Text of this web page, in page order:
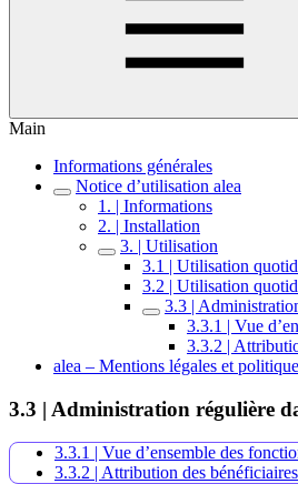
Main
Informations générales
Notice d’utilisation alea
1. | Informations
2. | Installation
3. | Utilisation
3.1 | Utilisation
3.2 | Utilisation
3.3 |
3.3.1 | Vue
3.3.2 |
alea – Mentions légales et
3.3 | Administration régulière
3.3.1 | Vue d’ensemble des
3.3.2 | Attribution des